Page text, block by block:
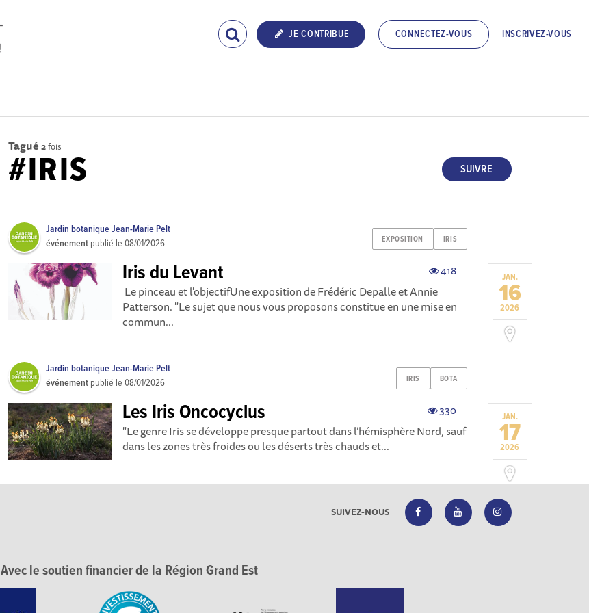
JE CONTRIBUE CONNECTEZ-VOUS INSCRIVEZ-VOUS
Tagué 2fois
SUIVRE
#IRIS
EXPOSITION IRIS
Jardin botanique Jean-Marie Pelt
événement publié le08/01/2026
JAN.
16
2026
418
Iris du Levant
Le pinceau et l'objectifUne exposition de Frédéric Depalle et Annie
Patterson. "Le sujet que nous vous proposons constitue en une mise en
commun...
IRIS BOTA
Jardin botanique Jean-Marie Pelt
événement publié le08/01/2026
JAN.
17
2026
330
Les Iris Oncocyclus
"Le genre Iris se développe presque partout dans l’hémisphère Nord, sauf
dans les zones très froides ou les déserts très chauds et...
SUIVEZ-NOUS
Avec le soutien financier de la Région Grand Est